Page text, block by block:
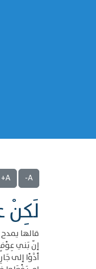
A-
A+
لَكِنْ
قالها
إنّ بَني عِوْفٍ
أدَّوْا إلى